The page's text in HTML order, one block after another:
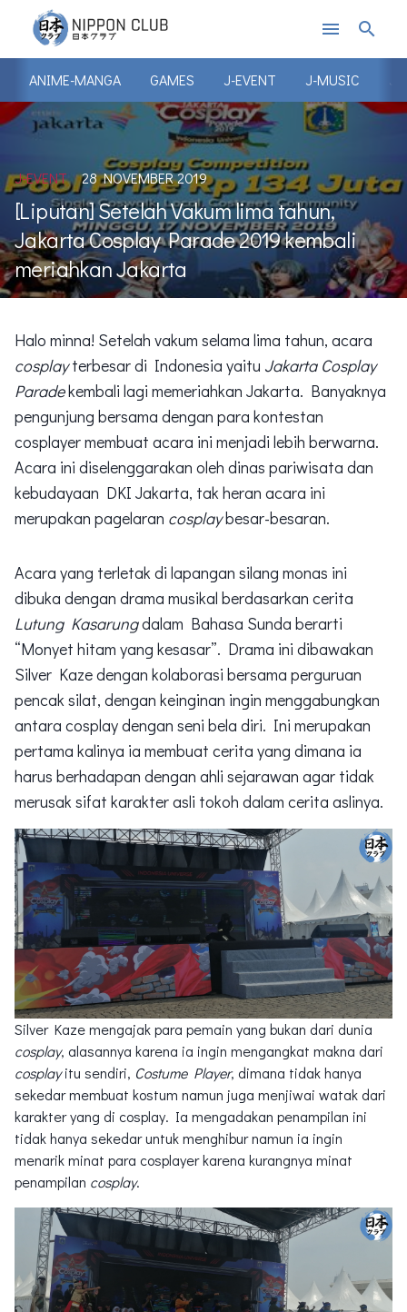
menu search
ANIME-MANGA GAMES J-EVENT J-MUSIC J-
J-EVENT 28 NOVEMBER 2019
[Liputan] Setelah Vakum lima tahun,
Jakarta Cosplay Parade 2019 kembali
meriahkan Jakarta
Halo minna! Setelah vakum selama lima tahun, acara
cosplayterbesar di Indonesia yaitu Jakarta Cosplay
Paradekembali lagi memeriahkan Jakarta. Banyaknya
pengunjung bersama dengan para kontestan
cosplayer membuat acara ini menjadi lebih berwarna.
Acara ini diselenggarakan oleh dinas pariwisata dan
kebudayaan DKI Jakarta, tak heran acara ini
merupakan pagelaran cosplaybesar-besaran.
Acara yang terletak di lapangan silang monas ini
dibuka dengan drama musikal berdasarkan cerita
Lutung Kasarungdalam Bahasa Sunda berarti
“Monyet hitam yang kesasar”. Drama ini dibawakan
Silver Kaze dengan kolaborasi bersama perguruan
pencak silat, dengan keinginan ingin menggabungkan
antara cosplay dengan seni bela diri. Ini merupakan
pertama kalinya ia membuat cerita yang dimana ia
harus berhadapan dengan ahli sejarawan agar tidak
merusak sifat karakter asli tokoh dalam cerita aslinya.
Silver Kaze mengajak para pemain yang bukan dari dunia
cosplay, alasannya karena ia ingin mengangkat makna dari
cosplayitu sendiri, Costume Player, dimana tidak hanya
sekedar membuat kostum namun juga menjiwai watak dari
karakter yang di cosplay. Ia mengadakan penampilan ini
tidak hanya sekedar untuk menghibur namun ia ingin
menarik minat para cosplayer karena kurangnya minat
penampilan cosplay.